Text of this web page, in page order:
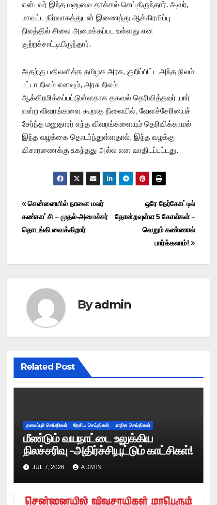
என்பவர் இந்த மனுவை தாக்கல் செய்திருந்தார். அவர்,
மாவட்ட நிர்வாகத்துடன் இணைந்து ஆக்கிரமிப்பு
நிலத்தில் சிலை அமைக்கப்பட உள்ளது என
குற்றச்சாட்டியிருந்தார்.
அதற்கு பதிலளித்த தமிழக அரசு, குறிப்பிட்ட அந்த நிலம்
பட்டா நிலம் எனவும், அரசு நிலம்
ஆக்கிரமிக்கப்பட்டுள்ளதாக தகவல் தெரிவித்தவர் யார்
என்ற விவரங்களை கூறாத நிலையில், வேளச்சேரியைச்
சேர்ந்த மனுதாரர் எந்த விவரங்களையும் தெரிவிக்காமல்
இந்த வழக்கை தொடர்ந்துள்ளதால், இந்த வழக்கு
விசாரணைக்கு உகந்தது அல்ல என வாதிடப்பட்டது.
Post
navigation
ஒரே நேர்கோட்டில்
தோன்றவுள்ள 5 கோள்கள் –
வெறும் கண்ணால்
பார்க்கலாம்!
சென்னையில் நாளை மலர்
கண்காட்சி – முதல்-அமைச்சர்
தொடங்கி வைக்கிறார்
Byadmin
Related Post
தலைப்புச் செய்திகள் தேசிய செய்திகள் மாநில செய்திகள்
மீண்டும் வயநாட்டை உலுக்கிய
நிலச்சரிவு -அதிர்ச்சியூட்டும் காட்சிகள்!
JUL 7, 2026 ADMIN